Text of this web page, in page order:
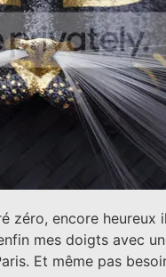
encore heureux
mes doigts avec
Et même pas